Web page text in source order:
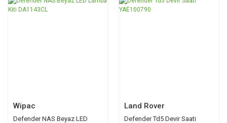
Wipac
Defender NAS Beyaz LED
Land Rover
Defender Td5 Devir Saati